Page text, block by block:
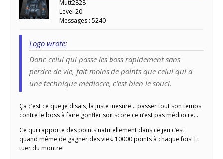
Mutt2828
Level 20
Messages : 5240
Logo wrote:
Donc celui qui passe les boss rapidement sans
perdre de vie, fait moins de points que celui qui a
une technique médiocre, c’est bien le souci.
Ça c’est ce que je disais, la juste mesure… passer tout son temps
contre le boss à faire gonfler son score ce n’est pas médiocre…
Ce qui rapporte des points naturellement dans ce jeu c’est
quand même de gagner des vies. 10000 points à chaque fois! Et
tuer du montre!